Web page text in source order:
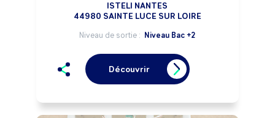
ISTELI NANTES
44980 SAINTE LUCE SUR LOIRE
Niveau de sortie : Niveau Bac +2
Découvrir